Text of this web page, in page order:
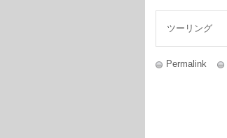
ツーリング
Permalink